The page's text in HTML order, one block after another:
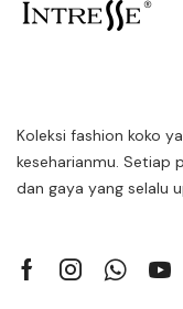
Koleksi fashion koko
keseharianmu. Setiap
dan gaya yang selalu